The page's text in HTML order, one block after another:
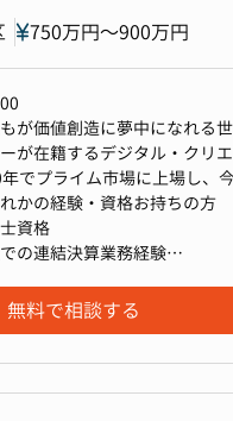
行対応
トの作成補助
準備業務
務
内部統制（J-SOX）整備のサ
応、開示書類作成の補助
の改善・効率化
定的に運用しながら、上場
750万円〜900万円
が価値創造に夢中になれる
が在籍するデジタル・クリ
でプライム市場に上場し、
業拡大、グローバル展開も
ます。一方で、経理部門で
では、キャッシュフローを
見直しを進めており、まさに
境で働くことで、リーダー
かの経験・資格お持ちの方
資格
の連結決算業務経験
の経理リーダー経験
、事業開発、事業コンサルテ
無料で相談する